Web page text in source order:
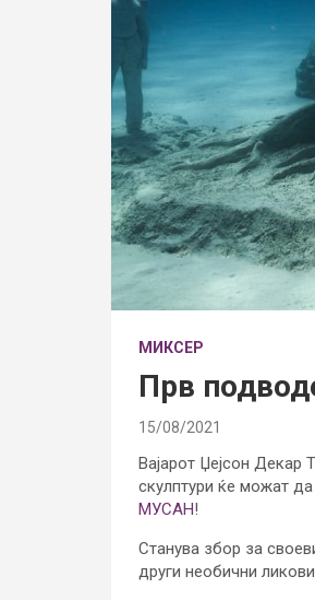
МИКСЕР
Прв
15/08/2021
Вајарот Џејсон Декар
скулптури ќе можат
МУСАН!
Станува збор за
други необични